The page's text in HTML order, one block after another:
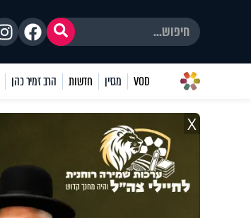
VOD מגזין חדשות הרב זמיר כהן
X